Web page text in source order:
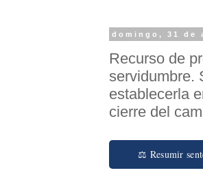
domingo, 31 de
Recurso de
servidumbre.
establecerla
cierre del
⚖ Resumir